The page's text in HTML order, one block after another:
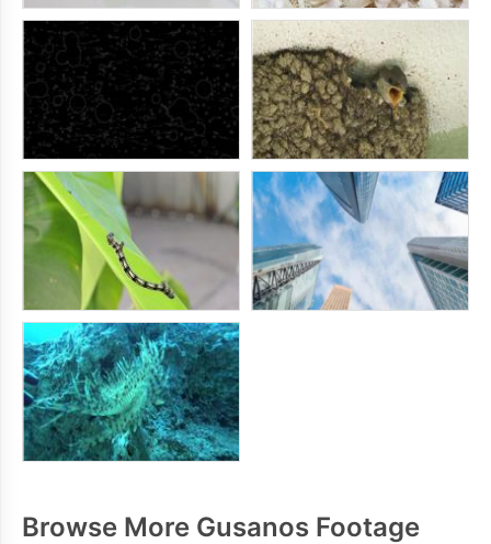
Browse More Gusanos Footage